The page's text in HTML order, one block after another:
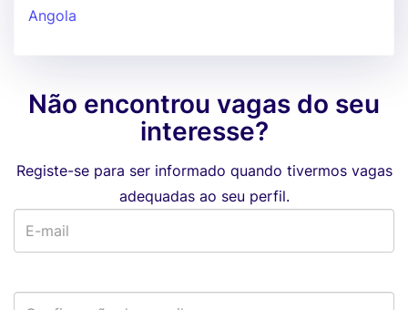
Angola
Não encontrou vagas do seu
interesse?
Registe-se para ser informado quando tivermos vagas
adequadas ao seu perfil.